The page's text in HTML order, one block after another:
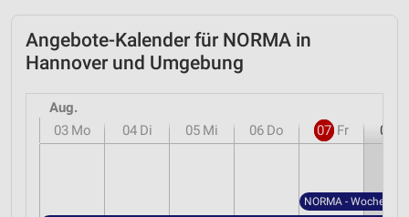
Angebote-Kalender für NORMA in
Hannover und Umgebung
Aug.
03 Mo 04 Di 05 Mi 06 Do 07 Fr 08